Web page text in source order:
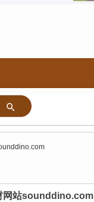
网站sounddino.com